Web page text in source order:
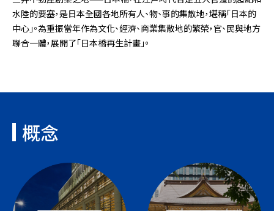
水陸的要塞，是日本全國各地所有人、物、事的集散地，堪稱「日本的
中心」。為重振當年作為文化、經濟、商業集散地的繁榮，官、民與地方
聯合一體，展開了「日本橋再生計畫」。
概念